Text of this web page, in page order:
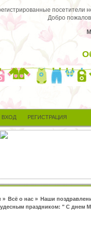
посетители
Добро
ВХОД РЕГИСТРАЦИЯ
» Всё о нас» Наши
праздником: " С днем